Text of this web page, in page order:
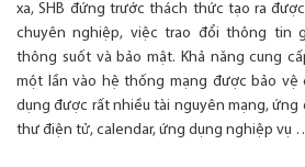
xa, SHB đứng trước thách thức tạo ra
chuyên nghiệp, việc trao đổi thông tin
thông suốt và bảo mật. Khả năng cung
một lần vào hệ thống mạng được bảo vệ
dụng được rất nhiều tài nguyên mạng,
thư điện tử, calendar, ứng dụng nghiệp vụ